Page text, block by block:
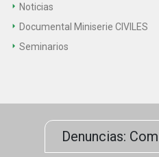
Noticias
Documental Miniserie CIVILES
Seminarios
Denuncias: